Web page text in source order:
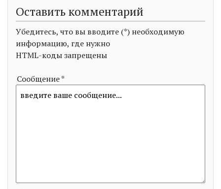
Оставить комментарий
Убедитесь, что вы вводите (*) необходимую
информацию, где нужно
HTML-коды запрещены
Сообщение *